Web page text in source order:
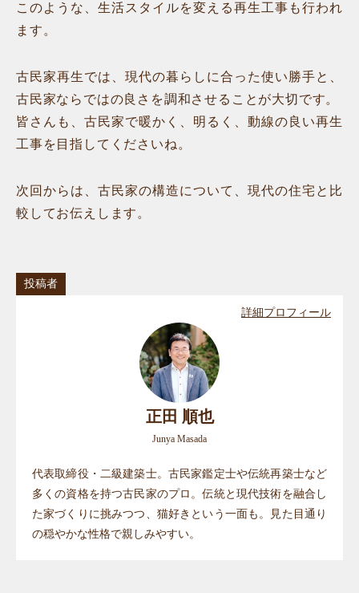
このような、生活スタイルを変える再生工事も行われ
ます。
古民家再生では、現代の暮らしに合った使い勝手と、
古民家ならではの良さを調和させることが大切です。
皆さんも、古民家で暖かく、明るく、動線の良い再生
工事を目指してくださいね。
次回からは、古民家の構造について、現代の住宅と比
較してお伝えします。
投稿者
詳細プロフィール
正田 順也
Junya Masada
代表取締役・二級建築士。古民家鑑定士や伝統再築士など
多くの資格を持つ古民家のプロ。伝統と現代技術を融合し
た家づくりに挑みつつ、猫好きという一面も。見た目通り
の穏やかな性格で親しみやすい。